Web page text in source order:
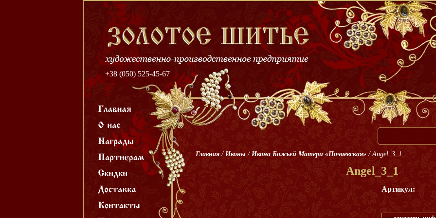
+38 (050) 525-45-67
Главная / Иконы / Икона Божьей Матери «Почаевская» /Angel_3_1
Angel_3_1
Артикул: